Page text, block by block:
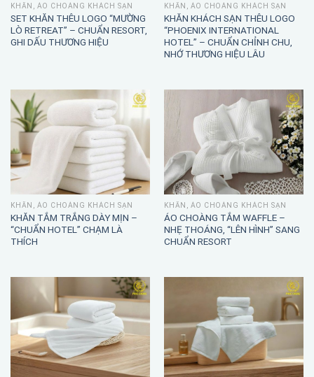
KHĂN, ÁO CHOÀNG KHÁCH SẠN
SET KHĂN THÊU LOGO “MƯỜNG
LÒ RETREAT” – CHUẨN RESORT,
GHI DẤU THƯƠNG HIỆU
KHĂN, ÁO CHOÀNG KHÁCH SẠN
KHĂN KHÁCH SẠN THÊU LOGO
“PHOENIX INTERNATIONAL
HOTEL” – CHUẨN CHỈNH CHU,
NHỚ THƯƠNG HIỆU LÂU
KHĂN, ÁO CHOÀNG KHÁCH SẠN
KHĂN TẮM TRẮNG DÀY MỊN –
“CHUẨN HOTEL” CHẠM LÀ
THÍCH
KHĂN, ÁO CHOÀNG KHÁCH SẠN
ÁO CHOÀNG TẮM WAFFLE –
NHẸ THOÁNG, “LÊN HÌNH” SANG
CHUẨN RESORT